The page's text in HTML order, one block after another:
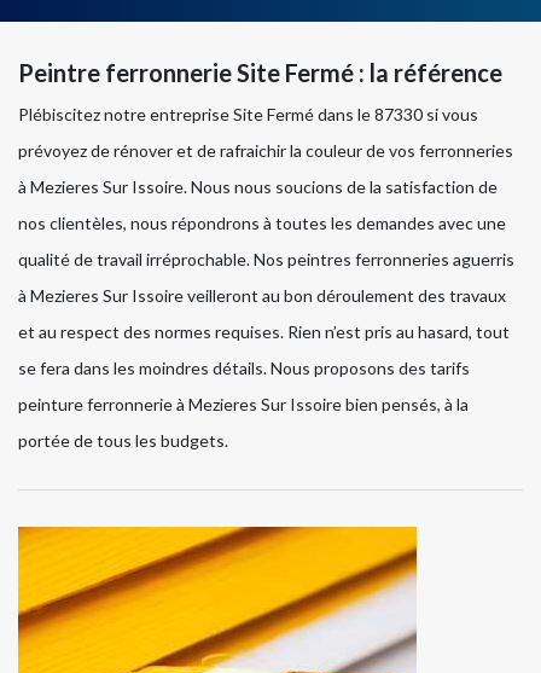
Peintre ferronnerie Site Fermé : la référence
Plébiscitez notre entreprise Site Fermé dans le 87330 si vous
prévoyez de rénover et de rafraichir la couleur de vos ferronneries
à Mezieres Sur Issoire. Nous nous soucions de la satisfaction de
nos clientèles, nous répondrons à toutes les demandes avec une
qualité de travail irréprochable. Nos peintres ferronneries aguerris
à Mezieres Sur Issoire veilleront au bon déroulement des travaux
et au respect des normes requises. Rien n’est pris au hasard, tout
se fera dans les moindres détails. Nous proposons des tarifs
peinture ferronnerie à Mezieres Sur Issoire bien pensés, à la
portée de tous les budgets.